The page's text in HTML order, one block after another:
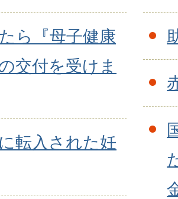
ら『母子健康
交付を受けま
転入された妊